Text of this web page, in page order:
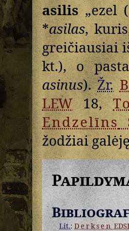
asilis„ezel
*asilas,
greičiausiai
kt.), o
asinus).Žr.
LEW18,
Endzelīns
žodžiai
Lit.:Derksen